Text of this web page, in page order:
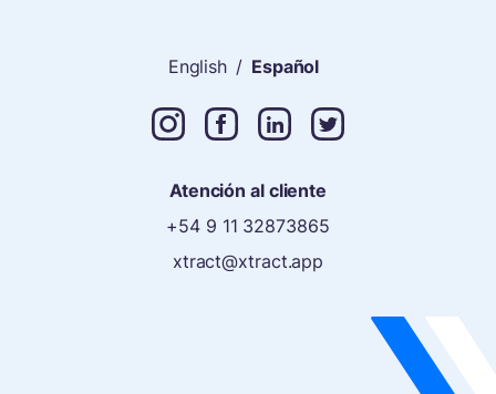
English / Español
Atención al cliente
+54 9 11 32873865
xtract@xtract.app